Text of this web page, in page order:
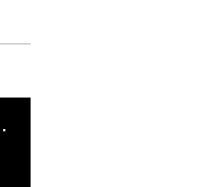
"Subrayado"